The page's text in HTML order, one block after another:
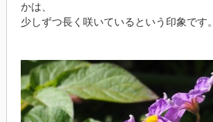
かは、
少しずつ長く咲いているという印象です。